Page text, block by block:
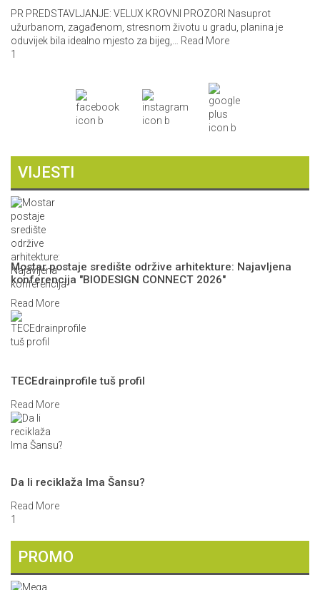
PR PREDSTAVLJANJE: VELUX KROVNI PROZORI Nasuprot
užurbanom, zagađenom, stresnom životu u gradu, planina je
oduvijek bila idealno mjesto za bijeg,
Read More
1
VIJESTI
Mostar postaje središte održive arhitekture: Najavljena
konferencija "BIODESIGN CONNECT 2026"
Read More
TECEdrainprofile tuš profil
Read More
Da li reciklaža Ima Šansu?
Read More
1
PROMO